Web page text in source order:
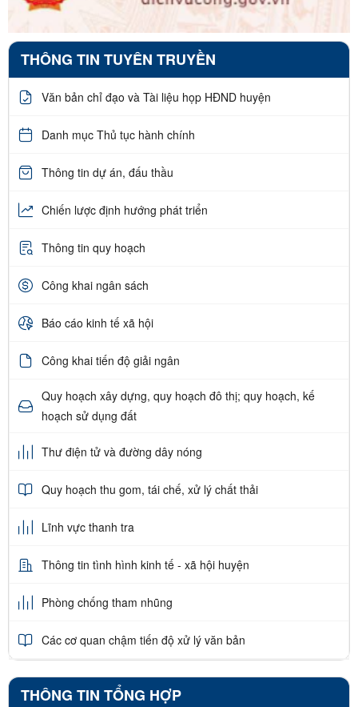
THÔNG TIN TUYÊN TRUYỀN
Văn bản chỉ đạo và Tài liệu họp HĐND huyện
Danh mục Thủ tục hành chính
Thông tin dự án, đấu thầu
Chiến lược định hướng phát triển
Thông tin quy hoạch
Công khai ngân sách
Báo cáo kinh tế xã hội
Công khai tiến độ giải ngân
Quy hoạch xây dựng, quy hoạch đô thị; quy hoạch, kế
hoạch sử dụng đất
Thư điện tử và đường dây nóng
Quy hoạch thu gom, tái chế, xử lý chất thải
Lĩnh vực thanh tra
Thông tin tình hình kinh tế - xã hội huyện
Phòng chống tham nhũng
Các cơ quan chậm tiến độ xử lý văn bản
THÔNG TIN TỔNG HỢP